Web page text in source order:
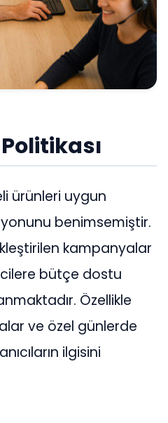
ürünleri uygun
benimsemiştir.
kampanyalar
bütçe dostu
Özellikle
ve özel günlerde
ilgisini